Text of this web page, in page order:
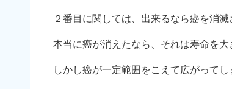
２番目に関しては、出来るなら癌を消滅
本当に癌が消えたなら、それは寿命を大
しかし癌が一定範囲をこえて広がってし